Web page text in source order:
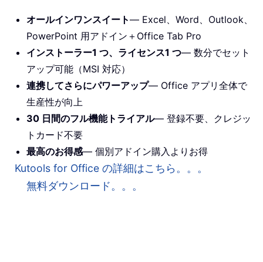
オールインワンスイート— Excel、Word、Outlook、
PowerPoint 用アドイン＋Office Tab Pro
インストーラー1 つ、ライセンス1 つ— 数分でセット
アップ可能（MSI 対応）
連携してさらにパワーアップ— Office アプリ全体で
生産性が向上
30 日間のフル機能トライアル— 登録不要、クレジッ
トカード不要
最高のお得感— 個別アドイン購入よりお得
Kutools for Office の詳細はこちら。。。
無料ダウンロード。。。